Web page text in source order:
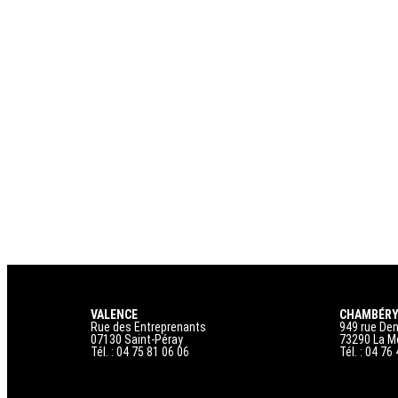
VALENCE
Rue des Entreprenants
07130 Saint-Péray
Tél. : 04 75 81 06 06
949 rue
73290 La
Tél. : 04 76